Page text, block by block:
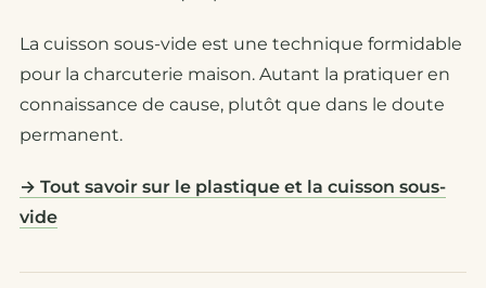
La cuisson sous-vide est une technique formidable
pour la charcuterie maison. Autant la pratiquer en
connaissance de cause, plutôt que dans le doute
permanent.
→ Tout savoir sur le plastique et la cuisson sous-
vide